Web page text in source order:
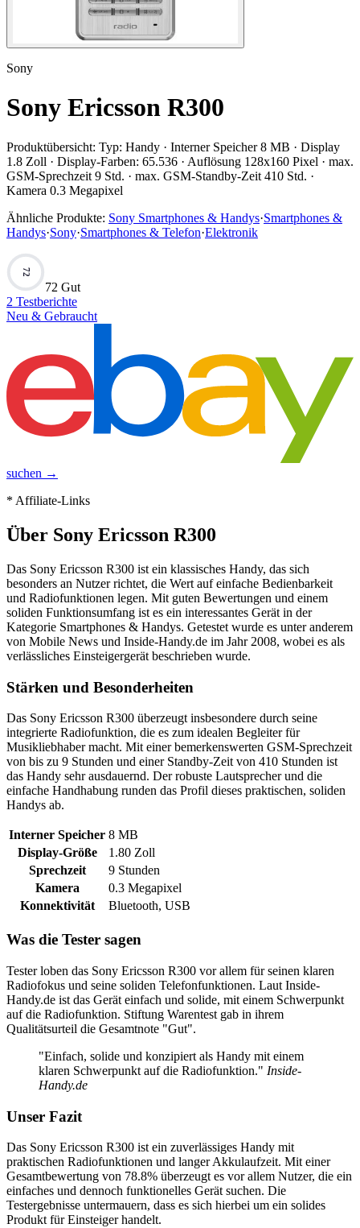
Sony
Sony Ericsson R300
Produktübersicht: Typ: Handy · Interner Speicher 8 MB · Display
1.8 Zoll · Display-Farben: 65.536 · Auflösung 128x160 Pixel · max.
GSM-Sprechzeit 9 Std. · max. GSM-Standby-Zeit 410 Std. ·
Kamera 0.3 Megapixel
Ähnliche Produkte: Sony Smartphones & Handys·Smartphones &
Handys·Sony·Smartphones & Telefon·Elektronik
72
72 Gut
2 Testberichte
Neu & Gebraucht
suchen →
* Affiliate-Links
Über Sony Ericsson R300
Das Sony Ericsson R300 ist ein klassisches Handy, das sich
besonders an Nutzer richtet, die Wert auf einfache Bedienbarkeit
und Radiofunktionen legen. Mit guten Bewertungen und einem
soliden Funktionsumfang ist es ein interessantes Gerät in der
Kategorie Smartphones & Handys. Getestet wurde es unter anderem
von Mobile News und Inside-Handy.de im Jahr 2008, wobei es als
verlässliches Einsteigergerät beschrieben wurde.
Stärken und Besonderheiten
Das Sony Ericsson R300 überzeugt insbesondere durch seine
integrierte Radiofunktion, die es zum idealen Begleiter für
Musikliebhaber macht. Mit einer bemerkenswerten GSM-Sprechzeit
von bis zu 9 Stunden und einer Standby-Zeit von 410 Stunden ist
das Handy sehr ausdauernd. Der robuste Lautsprecher und die
einfache Handhabung runden das Profil dieses praktischen, soliden
Handys ab.
Interner Speicher 8 MB
Display-Größe
1.80 Zoll
Sprechzeit
9 Stunden
Kamera
0.3 Megapixel
Konnektivität
Bluetooth, USB
Was die Tester sagen
Tester loben das Sony Ericsson R300 vor allem für seinen klaren
Radiofokus und seine soliden Telefonfunktionen. Laut Inside-
Handy.de ist das Gerät einfach und solide, mit einem Schwerpunkt
auf die Radiofunktion. Stiftung Warentest gab in ihrem
Qualitätsurteil die Gesamtnote "Gut".
"Einfach, solide und konzipiert als Handy mit einem
klaren Schwerpunkt auf die Radiofunktion." Inside-
Handy.de
Unser Fazit
Das Sony Ericsson R300 ist ein zuverlässiges Handy mit
praktischen Radiofunktionen und langer Akkulaufzeit. Mit einer
Gesamtbewertung von 78.8% überzeugt es vor allem Nutzer, die ein
einfaches und dennoch funktionelles Gerät suchen. Die
Testergebnisse untermauern, dass es sich hierbei um ein solides
Produkt für Einsteiger handelt.